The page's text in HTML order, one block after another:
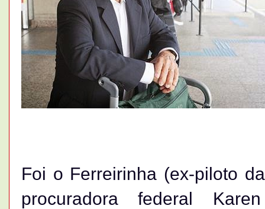
Foi o Ferreirinha (ex-piloto
procuradora federal